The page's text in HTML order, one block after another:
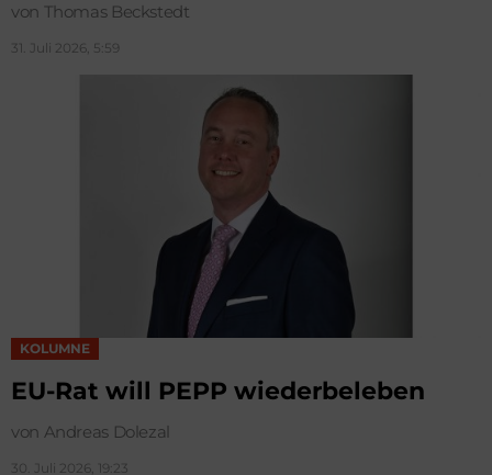
von Thomas Beckstedt
31. Juli 2026, 5:59
KOLUMNE
EU-Rat will PEPP wiederbeleben
von Andreas Dolezal
30. Juli 2026, 19:23